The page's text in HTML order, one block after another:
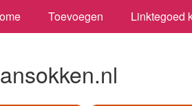
Toevoegen Linktegoed